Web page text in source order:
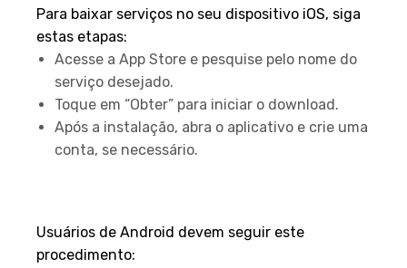
Para baixar serviços no seu dispositivo iOS, siga
estas etapas:
Acesse a App Store e pesquise pelo nome do
serviço desejado.
Toque em “Obter” para iniciar o download.
Após a instalação, abra o aplicativo e crie uma
conta, se necessário.
Usuários de Android devem seguir este
procedimento: